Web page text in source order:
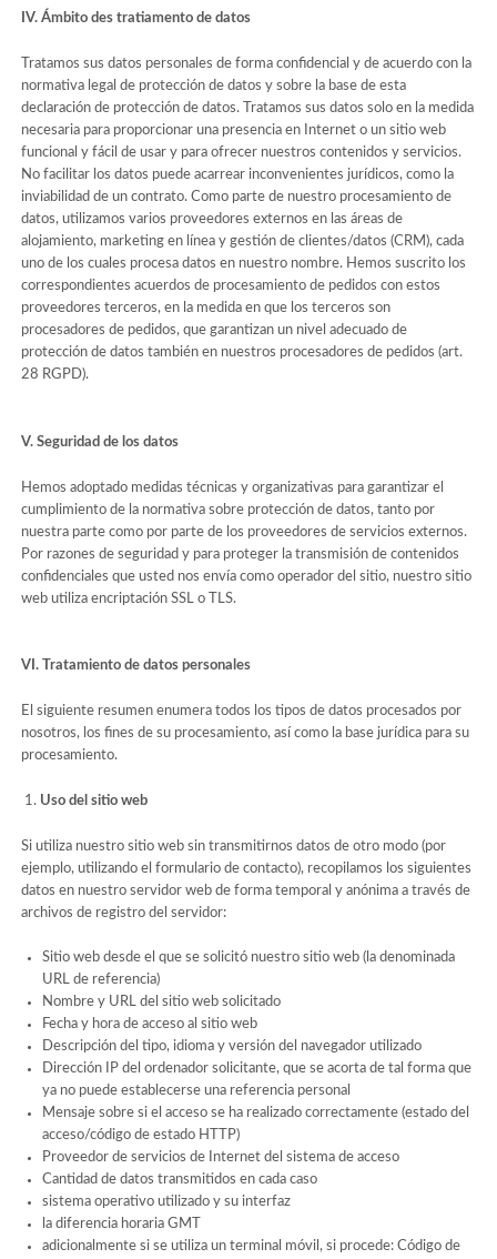
IV. Ámbito des tratiamento de datos
Tratamos sus datos personales de forma confidencial y de acuerdo con la
normativa legal de protección de datos y sobre la base de esta
declaración de protección de datos. Tratamos sus datos solo en la medida
necesaria para proporcionar una presencia en Internet o un sitio web
funcional y fácil de usar y para ofrecer nuestros contenidos y servicios.
No facilitar los datos puede acarrear inconvenientes jurídicos, como la
inviabilidad de un contrato. Como parte de nuestro procesamiento de
datos, utilizamos varios proveedores externos en las áreas de
alojamiento, marketing en línea y gestión de clientes/datos (CRM), cada
uno de los cuales procesa datos en nuestro nombre. Hemos suscrito los
correspondientes acuerdos de procesamiento de pedidos con estos
proveedores terceros, en la medida en que los terceros son
procesadores de pedidos, que garantizan un nivel adecuado de
protección de datos también en nuestros procesadores de pedidos (art.
28 RGPD).
V. Seguridad de los datos
Hemos adoptado medidas técnicas y organizativas para garantizar el
cumplimiento de la normativa sobre protección de datos, tanto por
nuestra parte como por parte de los proveedores de servicios externos.
Por razones de seguridad y para proteger la transmisión de contenidos
confidenciales que usted nos envía como operador del sitio, nuestro sitio
web utiliza encriptación SSL o TLS.
VI. Tratamiento de datos personales
El siguiente resumen enumera todos los tipos de datos procesados por
nosotros, los fines de su procesamiento, así como la base jurídica para su
procesamiento.
Uso del sitio web
Si utiliza nuestro sitio web sin transmitirnos datos de otro modo (por
ejemplo, utilizando el formulario de contacto), recopilamos los siguientes
datos en nuestro servidor web de forma temporal y anónima a través de
archivos de registro del servidor:
Sitio web desde el que se solicitó nuestro sitio web (la denominada
URL de referencia)
Nombre y URL del sitio web solicitado
Fecha y hora de acceso al sitio web
Descripción del tipo, idioma y versión del navegador utilizado
Dirección IP del ordenador solicitante, que se acorta de tal forma que
ya no puede establecerse una referencia personal
Mensaje sobre si el acceso se ha realizado correctamente (estado del
acceso/código de estado HTTP)
Proveedor de servicios de Internet del sistema de acceso
Cantidad de datos transmitidos en cada caso
sistema operativo utilizado y su interfaz
la diferencia horaria GMT
adicionalmente si se utiliza un terminal móvil, si procede: Código de